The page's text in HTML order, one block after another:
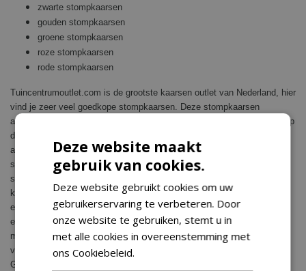
zwarte stompkaarsen
gouden stompkaarsen
groene stompkaarsen
roze stompkaarsen
rode stompkaarsen
Tuincentrumoutlet.com is de grootste kaarsen outlet van Nederland, hier
vind je zeer veel goedkope stompkaarsen. Deze stompkaarsen
aanbieding geldt niet alleen op de huismerk kaarsen, maar ook zeker op
de bekende merken van de kaarsen. Deze bekende merken zijn onder
andere de Bolsius stompkaarsen, Riverdale stompkaarsen, Spaas
stompkaarsen en Magic Candles stompkaarsen. Naast deze gewone
stompkaarsen, zijn er ook verschillende led stompkaarsen, deze
kaarsen met ledverlichting zijn volledig veilig en dus erg handig als jij
een huishouden hebt met kleine kinderen. Al deze stompkaarsen zijn
eenvoudig te bestellen bij Tuincentrumoutlet.com, ook heb je de
mogelijkheid om de verschillende kaarsen af te halen in de showroom
van Tuincentrumoutlet. Deze showroom bevind zich in het pand van
Groenrijk in Tilburg.
Deze website maakt
gebruik van cookies.
Deze website gebruikt cookies om uw
gebruikerservaring te verbeteren. Door
onze website te gebruiken, stemt u in
met alle cookies in overeenstemming met
ons Cookiebeleid.